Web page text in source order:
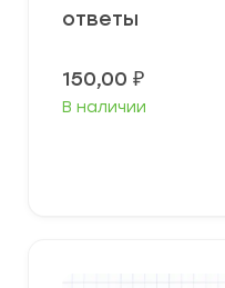
ответы
150,00 ₽
В наличии